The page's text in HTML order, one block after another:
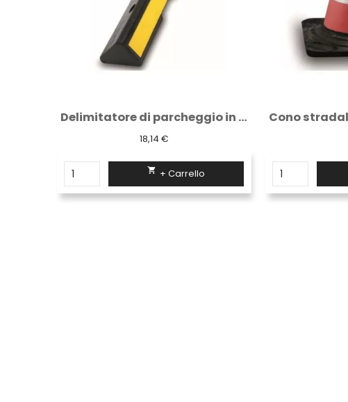
Delimitatore di parcheggio in gomma 70 cm...
18,14 €
 + Carrello